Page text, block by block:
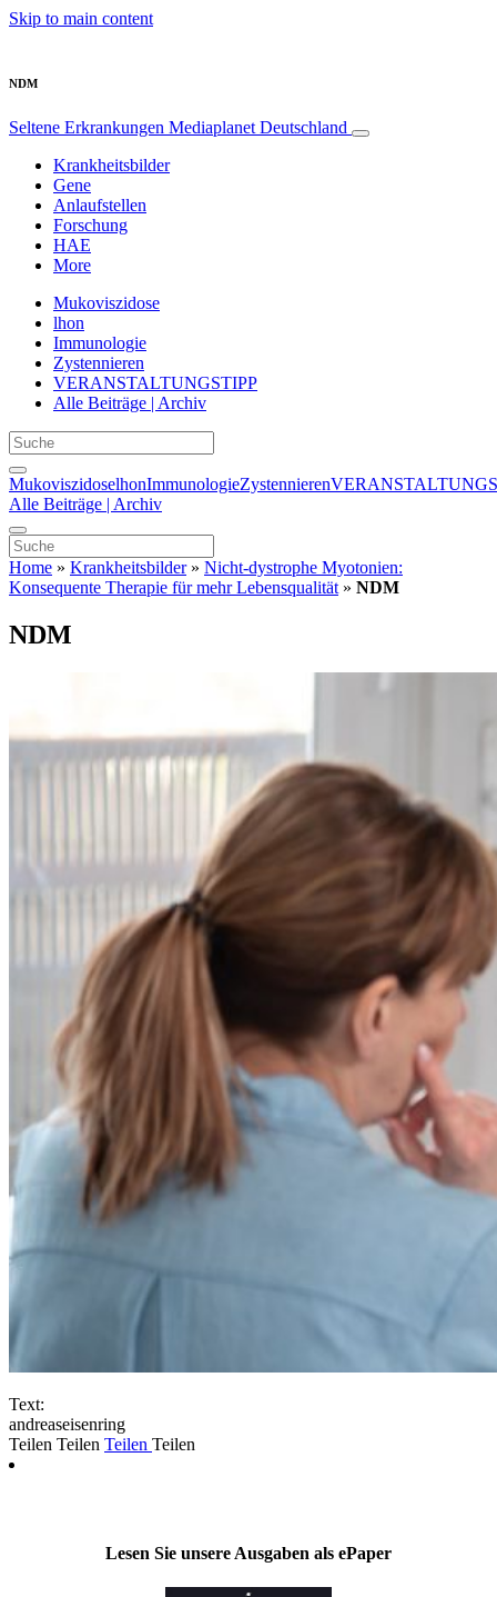
Skip to main content
NDM
Seltene Erkrankungen Mediaplanet Deutschland
Krankheitsbilder
Gene
Anlaufstellen
Forschung
HAE
More
Mukoviszidose
lhon
Immunologie
Zystennieren
VERANSTALTUNGSTIPP
Alle Beiträge | Archiv
MukoviszidoselhonImmunologieZystennieren
Alle Beiträge | Archiv
Home » Krankheitsbilder» Nicht-dystrophe Myotonien:
Konsequente Therapie für mehr Lebensqualität » NDM
NDM
Text:
andreaseisenring
Teilen Teilen Teilen Teilen
Lesen Sie unsere Ausgaben als ePaper